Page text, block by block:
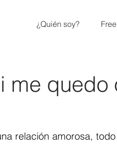
¿Quién soy?
me quedo
relación amorosa,